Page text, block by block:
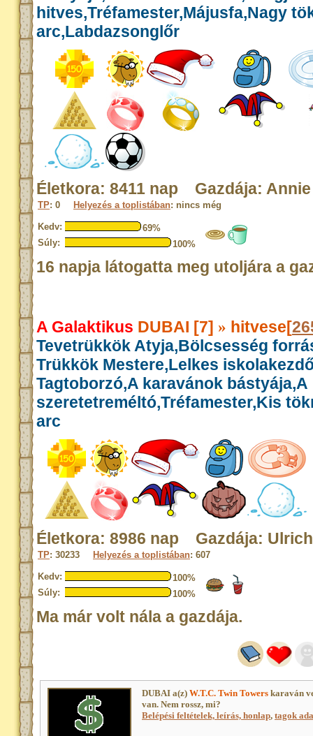
hitves,Tréfamester,Májusfa,Nagy
arc,Labdazsonglőr
Életkora: 8411 nap Gazdája: Annie
TP: 0 Helyezés a toplistában: nincs még
Kedv:
69%
Súly:
100%
16 napja látogatta meg utoljára a
A Galaktikus DUBAI [7] » hitvese[
Tevetrükkök Atyja,Bölcsesség
Trükkök Mestere,Lelkes
Tagtoborzó,A karavánok bástyája,A
szeretetreméltó,Tréfamester,Kis
arc
Életkora: 8986 nap Gazdája:
TP: 30233 Helyezés a toplistában: 607
Kedv:
100%
Súly:
100%
Ma már volt nála a gazdája.
DUBAI a(z) W.T.C. Twin Towers karaván
van. Nem rossz, mi?
Belépési feltételek, leírás, honlap, tagok